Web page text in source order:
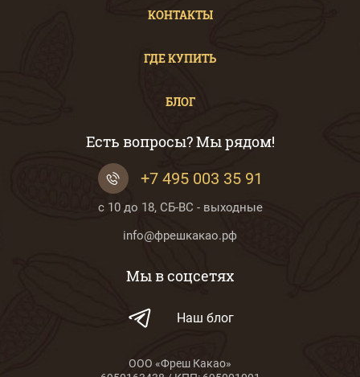
КОНТАКТЫ
ГДЕ КУПИТЬ
БЛОГ
Есть вопросы? Мы рядом!
+7 495 003 35 91
с 10 до 18, СБ-ВС - выходные
info@фрешкакао.рф
Мы в соцсетях
Наш блог
ООО «Фреш Какао»